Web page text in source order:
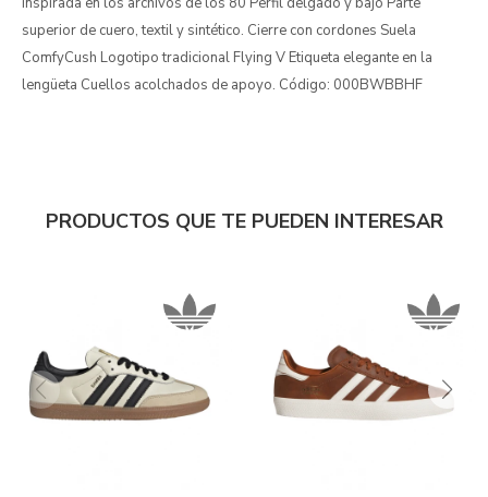
superior de cuero, textil y sintético. Cierre con cordones Suela
ComfyCush Logotipo tradicional Flying V Etiqueta elegante en la
lengüeta Cuellos acolchados de apoyo. Código: 000BWBBHF
PRODUCTOS QUE TE PUEDEN INTERESAR